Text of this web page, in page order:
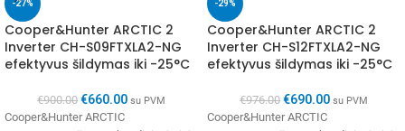
-27%
Cooper&Hunter ARCTIC 2
Inverter CH-S09FTXLA2-NG
efektyvus šildymas iki -25°C
€900.00 €660.00 su PVM
Cooper&Hunter ARCTIC
-29%
Cooper&Hunter ARCTIC 2
Inverter CH-S12FTXLA2-NG
efektyvus šildymas iki -25°C
€976.00 €690.00 su PVM
Cooper&Hunter ARCTIC